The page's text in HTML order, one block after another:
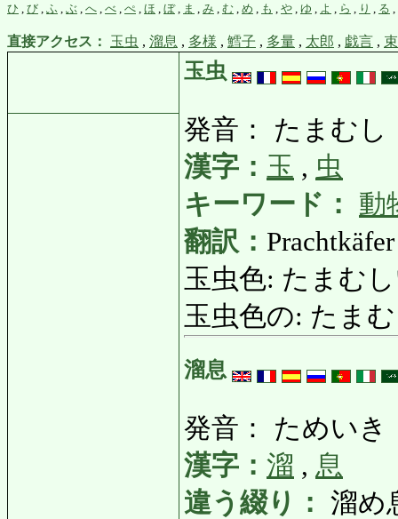
ひ
び ふ ぶ へ べ ぺ ほ ぼ, ま み む め も や ゆ よ ら り る
直接アクセス： 玉虫 , 溜息 , 多様 , 鱈子 , 多量 , 太郎 , 戯言 ,
玉虫
発音： たまむし
漢字： 玉 , 虫
キーワード：
動
翻訳： Prachtkäfer
玉虫色: たまむ
玉虫色の: たま
溜息
発音： ためいき
漢字： 溜 , 息
違う綴り： 溜め